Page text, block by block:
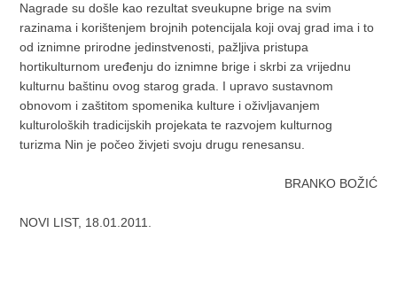
Nagrade su došle kao rezultat sveukupne brige na svim
razinama i korištenjem brojnih potencijala koji ovaj grad ima i to
od iznimne prirodne jedinstvenosti, pažljiva pristupa
hortikulturnom uređenju do iznimne brige i skrbi za vrijednu
kulturnu baštinu ovog starog grada. I upravo sustavnom
obnovom i zaštitom spomenika kulture i oživljavanjem
kulturoloških tradicijskih projekata te razvojem kulturnog
turizma Nin je počeo živjeti svoju drugu renesansu.
BRANKO BOŽIĆ
NOVI LIST, 18.01.2011.